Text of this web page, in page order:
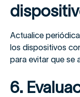
Actualice
los dispositivos
para evitar que se
6.